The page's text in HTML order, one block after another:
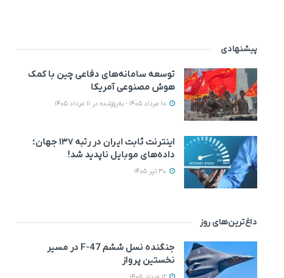
پیشنهادی
توسعه سامانه‌های دفاعی چین با کمک
هوش مصنوعی آمریکا
اینترنت ثابت ایران در رتبه ۱۳۷ جهان؛
داده‌های موبایل ناپدید شد!
داغ‌ترین‌های روز
جنگنده نسل ششم F-47 در مسیر
نخستین پرواز